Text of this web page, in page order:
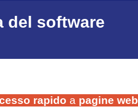
del software
rapido a pagine web